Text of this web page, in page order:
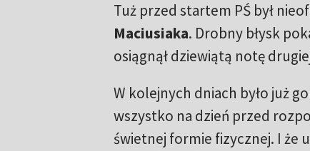
Tuż przed startem PŚ był
Maciusiaka. Drobny błysk
osiągnął dziewiątą notę
W kolejnych dniach było już
wszystko na dzień przed
świetnej formie fizycznej. I że